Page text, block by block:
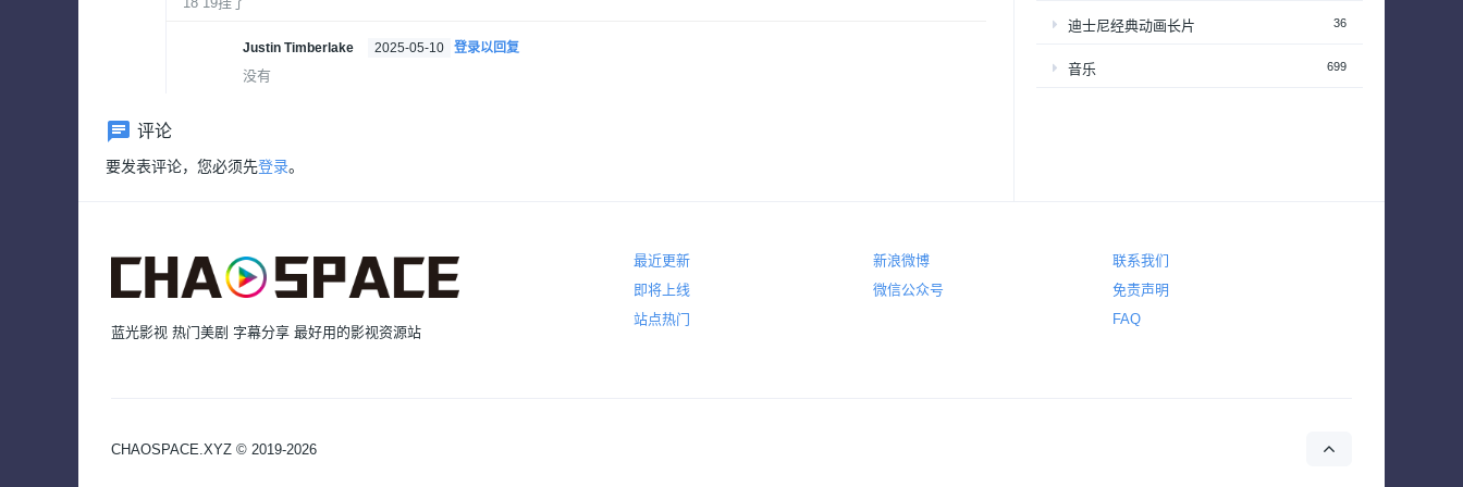
Justin Timberlake 2025-05-10 登录以回复
没有
评论
要发表评论，您必须先登录。
迪士尼经典动画长片 36
音乐 699
最近更新
即将上线
站点热门
新浪微博
微信公众号
联系我们
免责声明
FAQ
蓝光影视 热门美剧 字幕分享 最好用的影视资源站
CHAOSPACE.XYZ © 2019-2026